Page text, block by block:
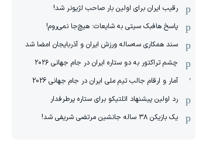
رقیب ایران برای اولین بار صاحب لژیونر شد!
پاسخ هافبک سیتی به شایعات: هیچ‌جا نمی‌روم!
سند همکاری سه‌ساله‌ ‌ورزش ایران و آذربایجان امضا شد
چشم تراکتور به دو ستاره ایران در جام جهانی ۲۰۲۶
آمار و ارقام جالب تیم ملی ایران در جام جهانی 2026
رد اولین پیشنهاد اتلتیکو برای ستاره پرطرفدار
یک بازیکن ۳۸ ساله جانشین مرتضی شریفی شد!